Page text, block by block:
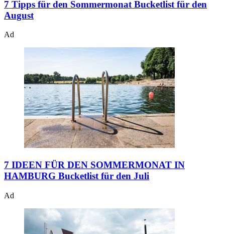
7 Tipps für den Sommermonat Bucketlist für den
August
Ad
7 IDEEN FÜR DEN SOMMERMONAT IN
HAMBURG Bucketlist für den Juli
Ad